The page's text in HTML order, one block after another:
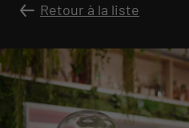
Retour à la liste